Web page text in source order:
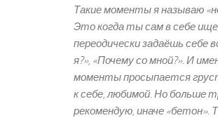
Такие моменты я называю
Это когда ты сам в себе
переодически задаёшь себе
я?», «Почему со мной?». И
моменты просыпается
к себе, любимой. Но больше
рекомендую, иначе «бетон».